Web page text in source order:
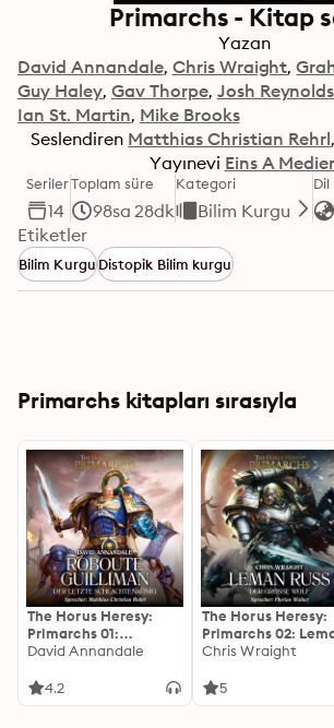
Primarchs - Kitap
Yazan
David Annandale Chris Wraight
Guy Haley Gav Thorpe Josh Reynolds
Ian St. Martin Mike Brooks
Seslendiren Matthias Christian Rehrl
Yayınevi Eins A
Seriler
14
Toplam süre
98sa 28dk
Kategori
Bilim Kurgu
Dil
Etiketler
Bilim KurguDistopik Bilim kurgu
Primarchs kitapları sırasıyla
The Horus Heresy:
Primarchs 01:
Roboute Guilliman -
Schlachtenkönig
David Annandale
4.2
The Horus Heresy:
Primarchs 02:
Russ - Der Große
Chris Wraight
5